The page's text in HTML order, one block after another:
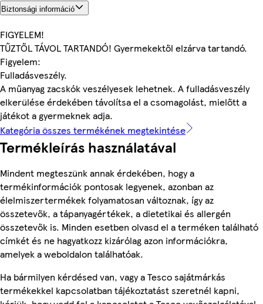
Biztonsági információ
FIGYELEM!
TŰZTŐL TÁVOL TARTANDÓ! Gyermekektől elzárva tartandó.
Figyelem:
Fulladásveszély.
A műanyag zacskók veszélyesek lehetnek. A fulladásveszély
elkerülése érdekében távolítsa el a csomagolást, mielőtt a
játékot a gyermeknek adja.
Kategória összes termékének megtekintése
Termékleírás használatával
Mindent megteszünk annak érdekében, hogy a
termékinformációk pontosak legyenek, azonban az
élelmiszertermékek folyamatosan változnak, így az
összetevők, a tápanyagértékek, a dietetikai és allergén
összetevők is. Minden esetben olvasd el a terméken található
címkét és ne hagyatkozz kizárólag azon információkra,
amelyek a weboldalon találhatóak.
Ha bármilyen kérdésed van, vagy a Tesco sajátmárkás
termékekkel kapcsolatban tájékoztatást szeretnél kapni,